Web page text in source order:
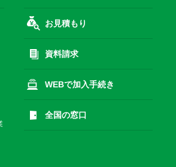
お見積もり
資料請求
WEBで加入手続き
全国の窓口